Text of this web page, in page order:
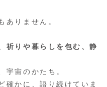
ありません。
祈りや暮らしを包む、静
宇宙のかたち。
確かに、語り続けていま